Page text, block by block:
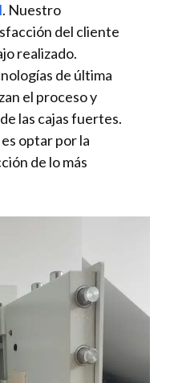
. Nuestro
del cliente
realizado.
de última
el proceso y
las cajas fuertes.
optar por la
de lo más